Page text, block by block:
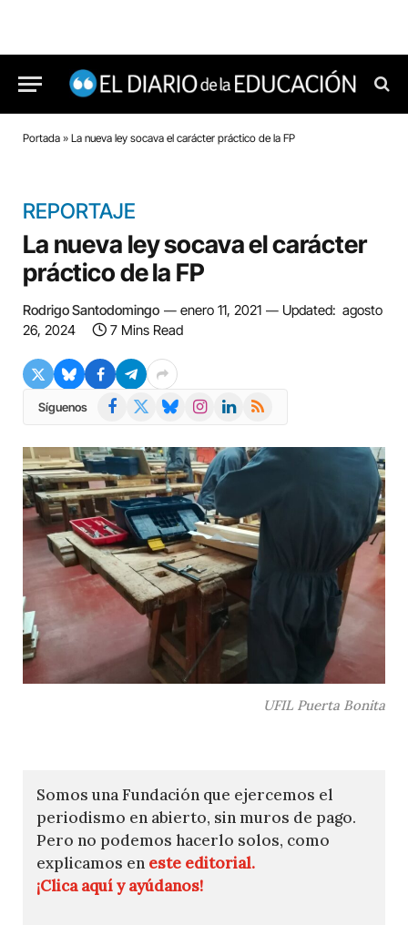
Portada » La nueva ley socava el carácter práctico de la FP
REPORTAJE
La nueva ley socava el carácter
práctico de la FP
Rodrigo Santodomingo enero 11, 2021 Updated: agosto
26, 2024
7 Mins Read
Síguenos Facebook BlueskyInstagramLinkedIn
RSS
UFIL Puerta Bonita
Somos una Fundación que ejercemos el
periodismo en abierto, sin muros de pago.
Pero no podemos hacerlo solos, como
explicamos en este editorial.
¡Clica aquí y ayúdanos!